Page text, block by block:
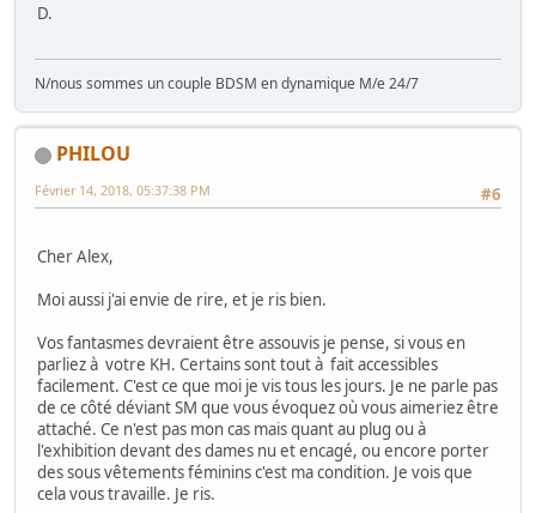
D.
N/nous sommes un couple BDSM en dynamique M/e 24/7
PHILOU
#6
Février 14, 2018, 05:37:38 PM
Cher Alex,
Moi aussi j'ai envie de rire, et je ris bien.
Vos fantasmes devraient être assouvis je pense, si vous en
parliez à votre KH. Certains sont tout à fait accessibles
facilement. C'est ce que moi je vis tous les jours. Je ne parle pas
de ce côté déviant SM que vous évoquez où vous aimeriez être
attaché. Ce n'est pas mon cas mais quant au plug ou à
l'exhibition devant des dames nu et encagé, ou encore porter
des sous vêtements féminins c'est ma condition. Je vois que
cela vous travaille. Je ris.